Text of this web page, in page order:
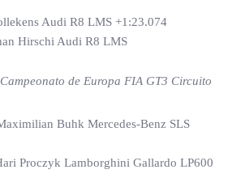
Audi R8 LMS +1:23.074
Hirschi Audi R8 LMS
de Europa FIA GT3 Circuito
Buhk Mercedes-Benz SLS
Proczyk Lamborghini Gallardo LP600